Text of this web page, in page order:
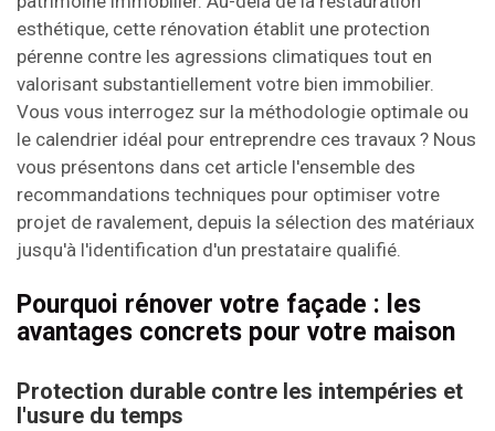
esthétique, cette rénovation établit une protection
pérenne contre les agressions climatiques tout en
valorisant substantiellement votre bien immobilier.
Vous vous interrogez sur la méthodologie optimale ou
le calendrier idéal pour entreprendre ces travaux ? Nous
vous présentons dans cet article l'ensemble des
recommandations techniques pour optimiser votre
projet de ravalement, depuis la sélection des matériaux
jusqu'à l'identification d'un prestataire qualifié.
Pourquoi rénover votre façade : les
avantages concrets pour votre maison
Protection durable contre les intempéries et
l'usure du temps